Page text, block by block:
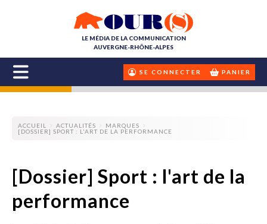
LE MÉDIA DE LA COMMUNICATION
AUVERGNE-RHÔNE-ALPES
SE CONNECTER PANIER
ACCUEIL ACTUALITÉS
MARQUES
[DOSSIER] SPORT : L'ART DE LA PERFORMANCE
[Dossier] Sport : l'art de la
performance